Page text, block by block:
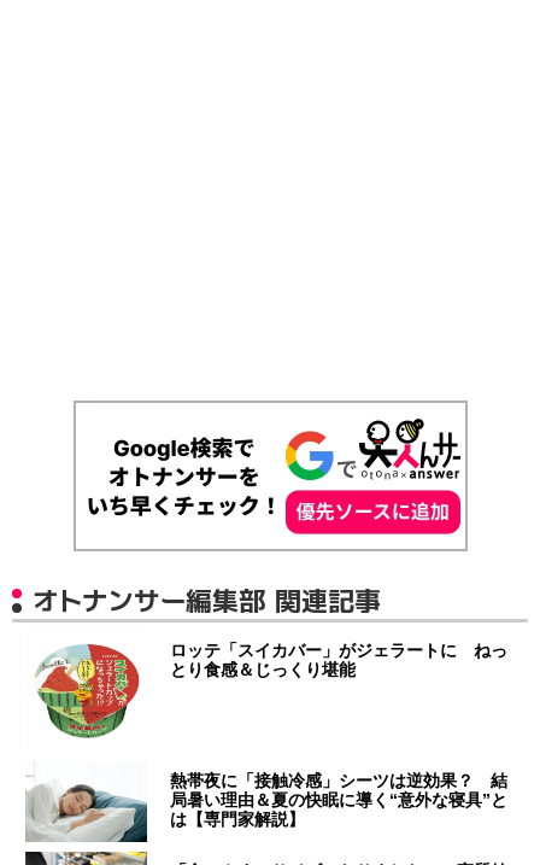
オトナンサー編集部 関連記事
ロッテ「スイカバー」がジェラートに ねっ
とり食感＆じっくり堪能
熱帯夜に「接触冷感」シーツは逆効果？ 結
局暑い理由＆夏の快眠に導く“意外な寝具”と
は【専門家解説】